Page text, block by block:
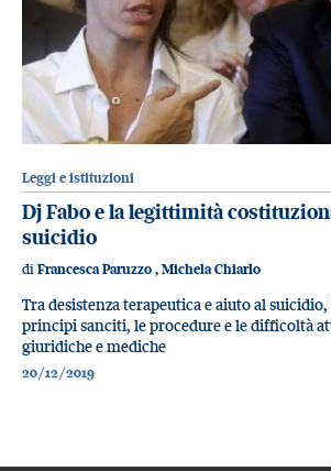
Leggi e istituzioni
Dj Fabo e la legittimità
suicidio
di Francesca Paruzzo , Michela Chiarlo
Tra desistenza terapeutica e aiuto al
principi sanciti, le procedure e le difficoltà
giuridiche e mediche
20/12/2019